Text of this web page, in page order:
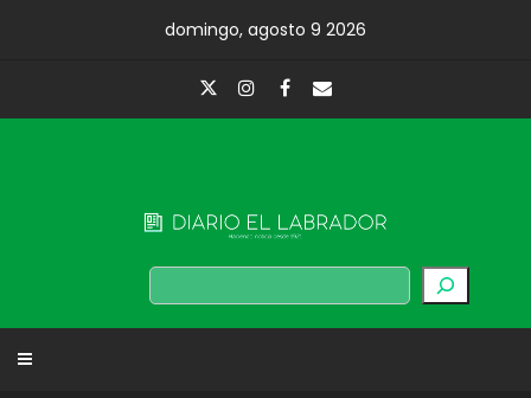
domingo, agosto 9 2026
Buscar